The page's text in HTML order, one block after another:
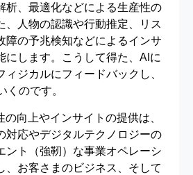
析、最適化などによる生産性の
、人物の認識や行動推定、リス
障の予兆検知などによるインサ
にします。こうして得た、AIに
ィジカルにフィードバックし、
くのです。
向上やインサイトの提供は、
対応やデジタルテクノロジーの
ント（強靭）な事業オペレーシ
、お客さまのビジネス、そして